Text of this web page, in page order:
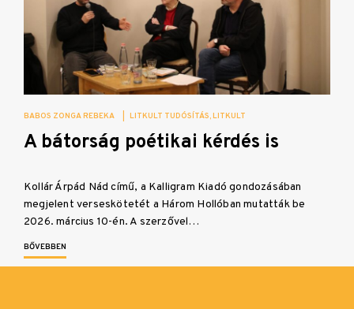
BABOS ZONGA REBEKA LITKULT TUDÓSÍTÁS LITKULT
A bátorság poétikai kérdés is
Kollár Árpád Nád című, a Kalligram Kiadó gondozásában
megjelent verseskötetét a Három Hollóban mutatták be
2026. március 10-én. A szerzővel…
BŐVEBBEN